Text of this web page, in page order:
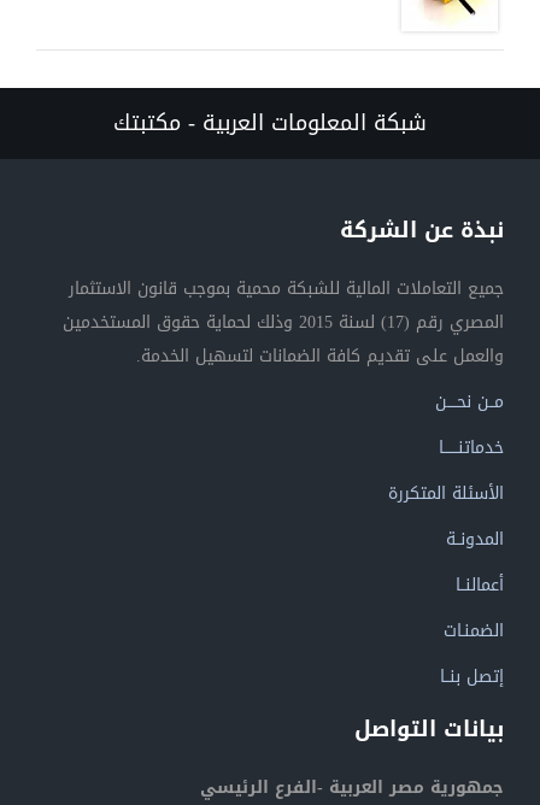
شبكة المعلومات العربية - مكتبتك
نبذة عن الشركة
جميع التعاملات المالية للشبكة محمية بموجب قانون الاستثمار
المصري رقم (17) لسنة 2015 وذلك لحماية حقوق المستخدمين
والعمل على تقديم كافة الضمانات لتسهيل الخدمة.
مــن نحــــن
خدماتنــــــا
الأسئلة المتكررة
المدونــة
أعمالنــا
الضمنـات
إتصل بنــا
بيانات التواصل
جمهورية مصر العربية -الفرع الرئيسي